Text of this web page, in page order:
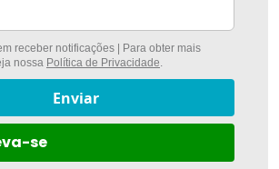
receber notificações | Para obter mais
nossa Política de Privacidade.
Enviar
se